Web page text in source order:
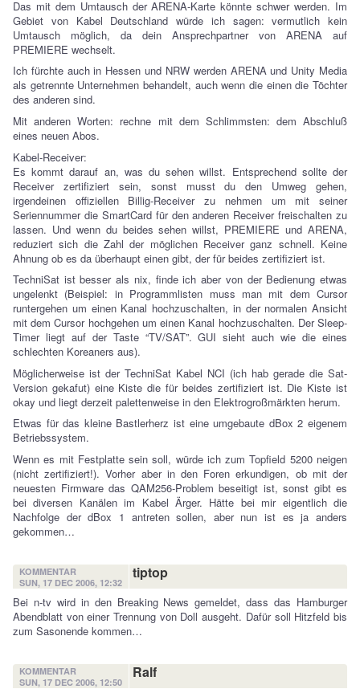
Das mit dem Umtausch der ARENA-Karte könnte schwer werden. Im
Gebiet von Kabel Deutschland würde ich sagen: vermutlich kein
Umtausch möglich, da dein Ansprechpartner von ARENA auf
PREMIERE wechselt.
Ich fürchte auch in Hessen und NRW werden ARENA und Unity Media
als getrennte Unternehmen behandelt, auch wenn die einen die Töchter
des anderen sind.
Mit anderen Worten: rechne mit dem Schlimmsten: dem Abschluß
eines neuen Abos.
Kabel-Receiver:
Es kommt darauf an, was du sehen willst. Entsprechend sollte der
Receiver zertifiziert sein, sonst musst du den Umweg gehen,
irgendeinen offiziellen Billig-Receiver zu nehmen um mit seiner
Seriennummer die SmartCard für den anderen Receiver freischalten zu
lassen. Und wenn du beides sehen willst, PREMIERE und ARENA,
reduziert sich die Zahl der möglichen Receiver ganz schnell. Keine
Ahnung ob es da überhaupt einen gibt, der für beides zertifiziert ist.
TechniSat ist besser als nix, finde ich aber von der Bedienung etwas
ungelenkt (Beispiel: in Programmlisten muss man mit dem Cursor
runtergehen um einen Kanal hochzuschalten, in der normalen Ansicht
mit dem Cursor hochgehen um einen Kanal hochzuschalten. Der Sleep-
Timer liegt auf der Taste “TV/SAT”. GUI sieht auch wie die eines
schlechten Koreaners aus).
Möglicherweise ist der TechniSat Kabel NCI (ich hab gerade die Sat-
Version gekafut) eine Kiste die für beides zertifiziert ist. Die Kiste ist
okay und liegt derzeit palettenweise in den Elektrogroßmärkten herum.
Etwas für das kleine Bastlerherz ist eine umgebaute dBox 2 eigenem
Betriebssystem.
Wenn es mit Festplatte sein soll, würde ich zum Topfield 5200 neigen
(nicht zertifiziert!). Vorher aber in den Foren erkundigen, ob mit der
neuesten Firmware das QAM256-Problem beseitigt ist, sonst gibt es
bei diversen Kanälen im Kabel Ärger. Hätte bei mir eigentlich die
Nachfolge der dBox 1 antreten sollen, aber nun ist es ja anders
gekommen…
KOMMENTAR
SUN, 17 DEC 2006, 12:32
tiptop
Bei n-tv wird in den Breaking News gemeldet, dass das Hamburger
Abendblatt von einer Trennung von Doll ausgeht. Dafür soll Hitzfeld bis
zum Sasonende kommen…
KOMMENTAR
SUN, 17 DEC 2006, 12:50
Ralf